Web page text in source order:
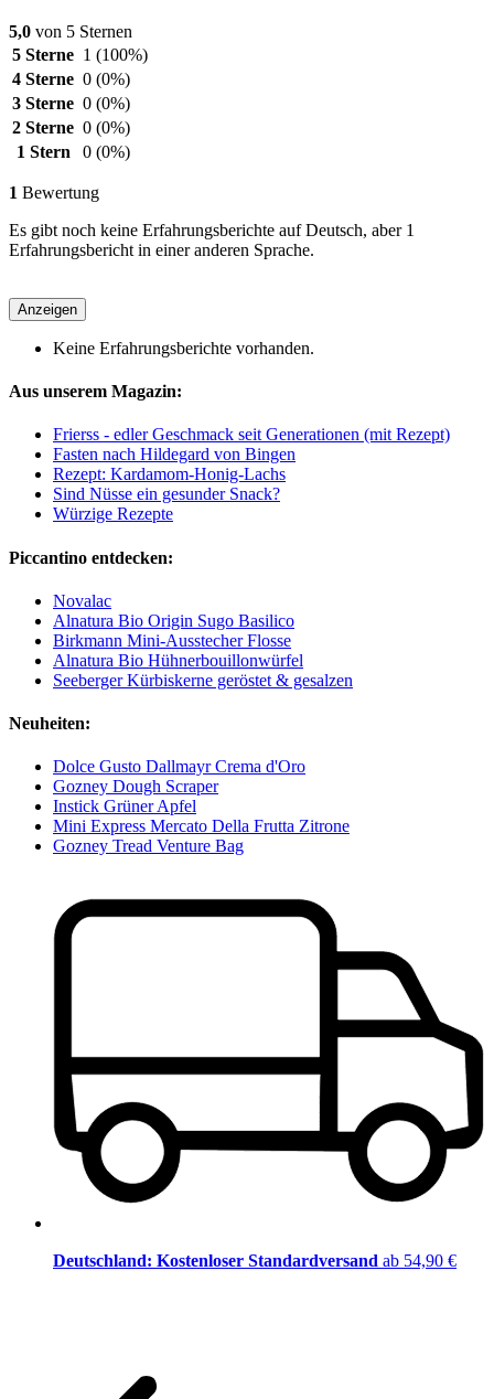
5,0 von 5 Sternen
5 Sterne 1 (100%)
4 Sterne 0 (0%)
3 Sterne 0 (0%)
2 Sterne 0 (0%)
1 Stern
0 (0%)
1 Bewertung
Es gibt noch keine Erfahrungsberichte auf Deutsch, aber 1
Erfahrungsbericht in einer anderen Sprache.
Anzeigen
Keine Erfahrungsberichte vorhanden.
Aus unserem Magazin:
Frierss - edler Geschmack seit Generationen (mit Rezept)
Fasten nach Hildegard von Bingen
Rezept: Kardamom-Honig-Lachs
Sind Nüsse ein gesunder Snack?
Würzige Rezepte
Piccantino entdecken:
Novalac
Alnatura Bio Origin Sugo Basilico
Birkmann Mini-Ausstecher Flosse
Alnatura Bio Hühnerbouillonwürfel
Seeberger Kürbiskerne geröstet & gesalzen
Neuheiten:
Dolce Gusto Dallmayr Crema d'Oro
Gozney Dough Scraper
Instick Grüner Apfel
Mini Express Mercato Della Frutta Zitrone
Gozney Tread Venture Bag
Deutschland: Kostenloser Standardversand ab 54,90 €